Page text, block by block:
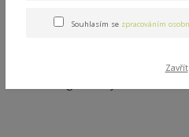
Souhlasím se zpracováním
Zavřít